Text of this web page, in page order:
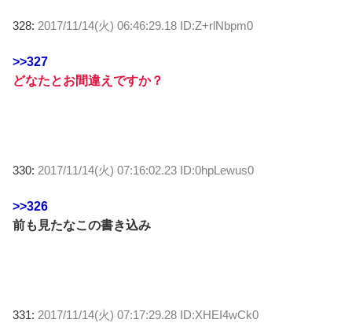
328: 2017/11/14(火) 06:46:29.18 ID:Z+rlNbpm0
>>327
どなたとお間違えですか？
330: 2017/11/14(火) 07:16:02.23 ID:0hpLewus0
>>326
前も見たなこの書き込み
331: 2017/11/14(火) 07:17:29.28 ID:XHEI4wCk0